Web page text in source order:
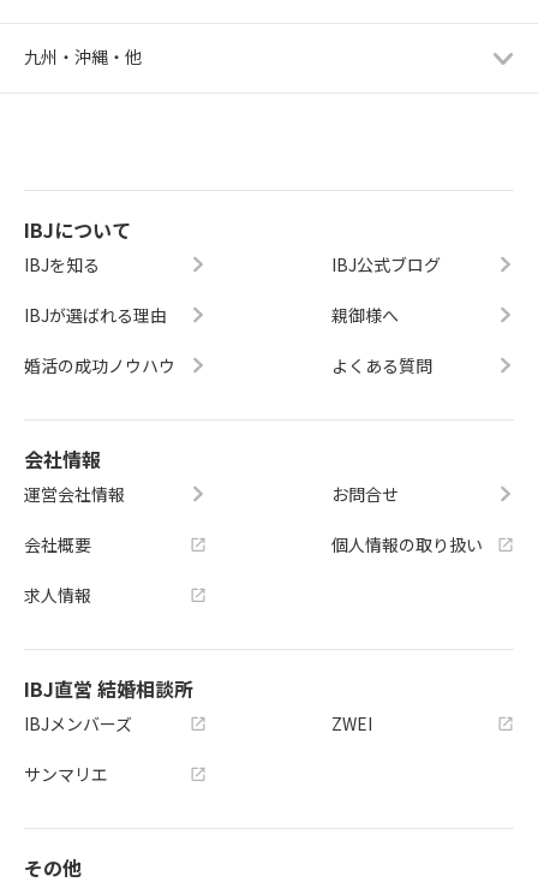
九州・沖縄・他
IBJについて
IBJを知る
IBJが選ばれる理由
婚活の成功ノウハウ
IBJ公式ブログ
親御様へ
よくある質問
会社情報
運営会社情報
会社概要
求人情報
お問合せ
個人情報の取り扱い
IBJ直営 結婚相談所
IBJメンバーズ
サンマリエ
ZWEI
その他